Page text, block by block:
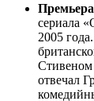
Премьера
сериала
2005
отвечал